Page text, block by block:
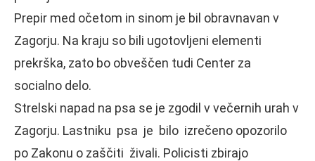
Prepir med očetom in sinom je bil obravnavan v
Zagorju. Na kraju so bili ugotovljeni elementi
prekrška, zato bo obveščen tudi Center za
socialno delo.
Strelski napad na psa se je zgodil v večernih urah v
Zagorju. Lastniku psa je bilo izrečeno opozorilo
po Zakonu o zaščiti živali. Policisti zbirajo